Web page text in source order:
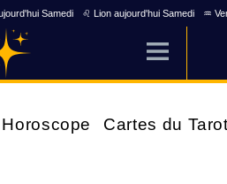
Samedi ♌ Lion aujourd'hui Samedi ♒
Horoscope Cartes du Tarot